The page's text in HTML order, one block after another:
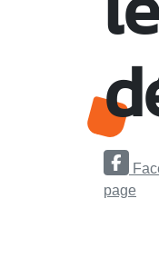
page